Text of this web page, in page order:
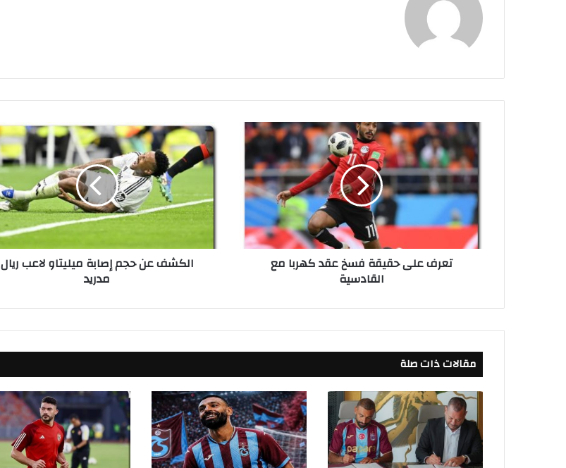
ف
ح
ق
ف
ع
ك
ب
تعرف على حقيقة فسخ عقد كهربا مع
القادسية
ا
ع
ج
ا
م
ي
ت
و
ل
الكشف عن حجم إصابة ميليتاو لاعب ريال
مدريد
مقالات ذات صلة